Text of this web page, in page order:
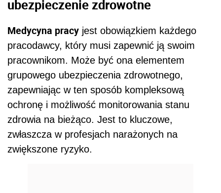
ubezpieczenie zdrowotne
Medycyna pracy jest obowiązkiem każdego
pracodawcy, który musi zapewnić ją swoim
pracownikom. Może być ona elementem
grupowego ubezpieczenia zdrowotnego,
zapewniając w ten sposób kompleksową
ochronę i możliwość monitorowania stanu
zdrowia na bieżąco. Jest to kluczowe,
zwłaszcza w profesjach narażonych na
zwiększone ryzyko.